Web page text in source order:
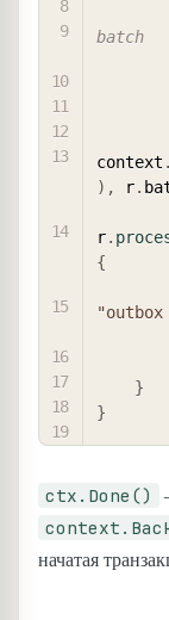
batch
context .
) , r.
r.
{
}
}
ctx.Done()
начатая